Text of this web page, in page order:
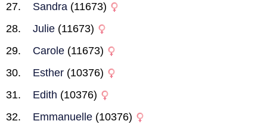
Sandra (11673)
Julie (11673)
Carole (11673)
Esther (10376)
Edith (10376)
Emmanuelle (10376)